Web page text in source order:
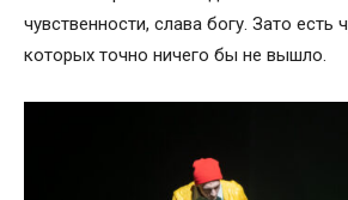
чувственности, слава богу. Зато есть
которых точно ничего бы не вышло.